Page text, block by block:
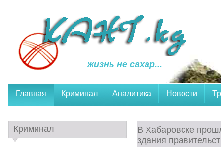
жизнь не сахар...
Главная Криминал Аналитика Новости
В Хабаровске
здания
Криминал